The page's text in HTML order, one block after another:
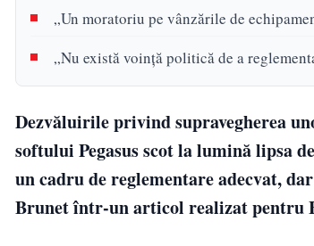
„Un moratoriu pe vânzările de
„Nu există voinţă politică de a
Dezvăluirile privind supravegherea
softului Pegasus scot la lumină lipsa
un cadru de reglementare adecvat,
Brunet într-un articol realizat pentru